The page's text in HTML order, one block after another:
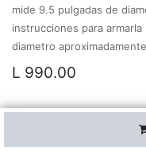
mide 9.5 pulgadas de
instrucciones para
diametro
L 990.00